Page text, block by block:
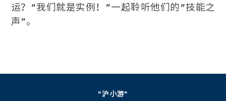
运？“我们就是实例！”一起聆听他们的“技能之
声”。
"沪小游"